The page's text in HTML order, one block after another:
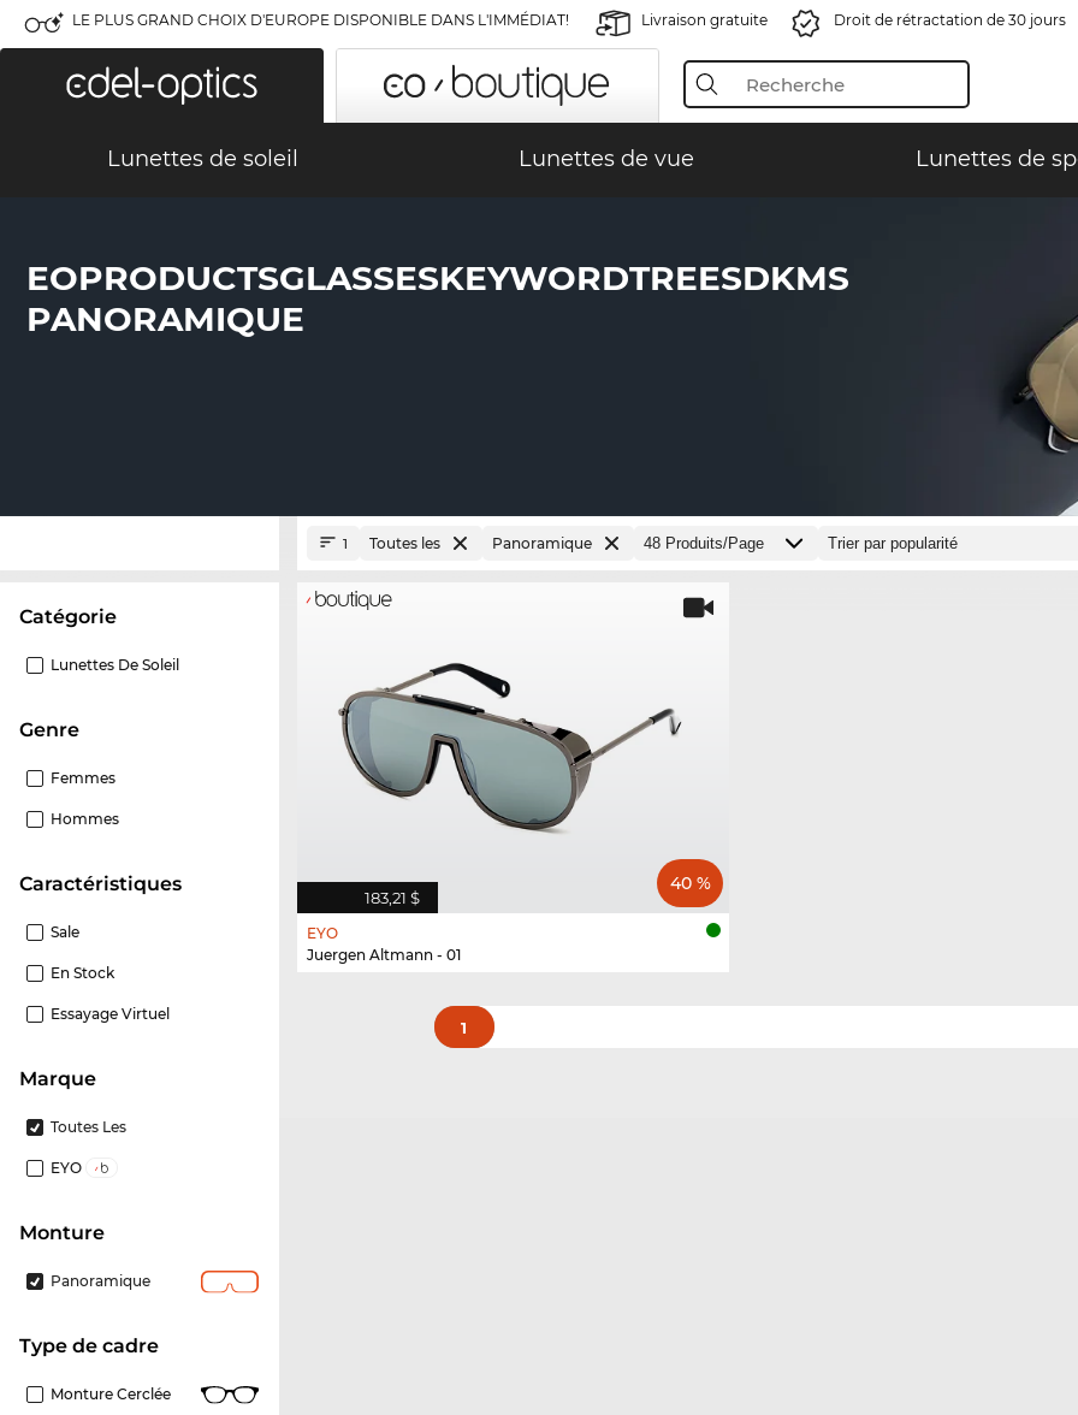
LE PLUS GRAND CHOIX D'EUROPE DISPONIBLE DANS L'IMMÉDIAT! Livraison gratuite Droit de rétractation de 30 jours
Lunettes de soleil Lunettes de vue Lunettes de
EOPRODUCTSGLASSESKEYWORDTREESDKMS
PANORAMIQUE
Catégorie
Lunettes De Soleil
Genre
Femmes
Hommes
Caractéristiques
Sale
En Stock
Essayage Virtuel
Marque
Toutes Les
EYO
Monture
Panoramique
Type de cadre
Monture Cerclée
1 Toutes les Panoramique
183,21 $
40 %
EYO
Juergen Altmann - 01
1